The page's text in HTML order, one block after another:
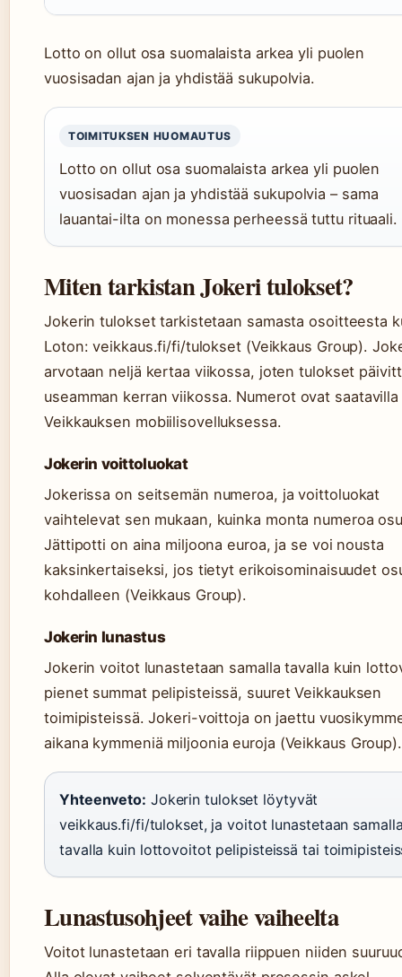
Lotto on ollut osa suomalaista arkea yli puolen
vuosisadan ajan ja yhdistää sukupolvia.
TOIMITUKSEN HUOMAUTUS
Lotto on ollut osa suomalaista arkea yli puolen
vuosisadan ajan ja yhdistää sukupolvia – sama
lauantai-ilta on monessa perheessä tuttu rituaali.
Miten tarkistan Jokeri tulokset?
Jokerin tulokset tarkistetaan samasta osoitteesta
Loton: veikkaus.fi/fi/tulokset (Veikkaus Group).
arvotaan neljä kertaa viikossa, joten tulokset
useamman kerran viikossa. Numerot ovat
Veikkauksen mobiilisovelluksessa.
Jokerin voittoluokat
Jokerissa on seitsemän numeroa, ja voittoluokat
vaihtelevat sen mukaan, kuinka monta numeroa
Jättipotti on aina miljoona euroa, ja se voi nousta
kaksinkertaiseksi, jos tietyt erikoisominaisuudet
kohdalleen (Veikkaus Group).
Jokerin lunastus
Jokerin voitot lunastetaan samalla tavalla kuin
pienet summat pelipisteissä, suuret Veikkauksen
toimipisteissä. Jokeri-voittoja on jaettu
aikana kymmeniä miljoonia euroja (Veikkaus Group).
Yhteenveto: Jokerin tulokset löytyvät
veikkaus.fi/fi/tulokset, ja voitot lunastetaan
tavalla kuin lottovoitot pelipisteissä tai
Lunastusohjeet vaihe vaiheelta
Voitot lunastetaan eri tavalla riippuen niiden